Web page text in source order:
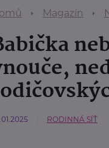
Magazín
RODINNÁ SÍŤ